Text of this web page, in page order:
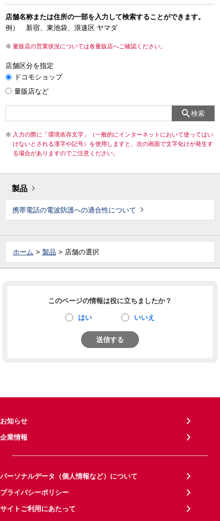
店舗名称または住所の一部を入力して検索することができます。
例） 新宿、東池袋、浪速区 ヤマダ
量販店の営業状況については各量販店へご確認ください。
店舗区分を指定
ドコモショップ
量販店など
検索
入力の際に「環境依存文字」（一般的にインターネットにおいて使ってはい
けないとされる漢字や記号）を使用しますと、次の画面で文字化けが発生す
る場合がありますのでご注意ください。
製品
携帯電話の電波防護への適合性について
ホーム 製品 店舗の選択
このページの情報は役に立ちましたか？
はい いいえ
送信する
お知らせ
企業情報
パーソナルデータ（個人情報など）について
プライバシーポリシー
サイトご利用にあたって